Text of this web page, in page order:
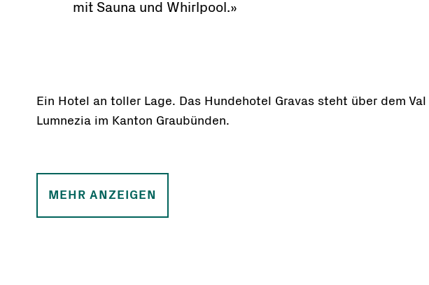
mit Sauna und Whirlpool.»
Ein Hotel an toller Lage. Das Hundehotel Gravas steht über dem Val
Lumnezia im Kanton Graubünden.
MEHR ANZEIGEN